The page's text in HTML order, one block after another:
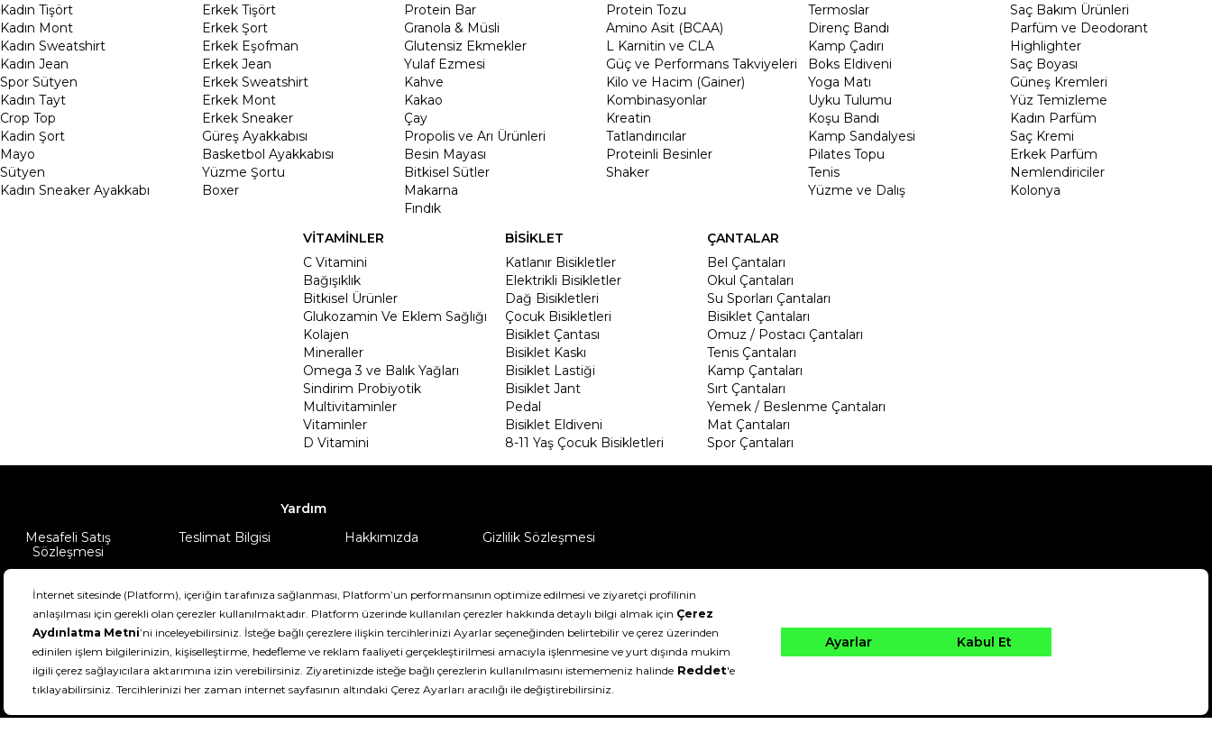
Kadın Tişört
Kadın Mont
Kadın Sweatshirt
Kadın Jean
Spor Sütyen
Kadın Tayt
Crop Top
Kadin Şort
Mayo
Sütyen
Kadın Sneaker Ayakkabı
Erkek Tişört
Erkek Şort
Erkek Eşofman
Erkek Jean
Erkek Sweatshirt
Erkek Mont
Erkek Sneaker
Güreş Ayakkabısı
Basketbol Ayakkabısı
Yüzme Şortu
Boxer
Protein Bar
Granola & Müsli
Glutensiz Ekmekler
Yulaf Ezmesi
Kahve
Kakao
Çay
Propolis ve Arı Ürünleri
Besin Mayası
Bitkisel Sütler
Makarna
Fındık
Protein Tozu
Amino Asit (BCAA)
L Karnitin ve CLA
Güç ve Performans Takviyeleri
Kilo ve Hacim (Gainer)
Kombinasyonlar
Kreatin
Tatlandırıcılar
Proteinli Besinler
Shaker
Termoslar
Direnç Bandı
Kamp Çadırı
Boks Eldiveni
Yoga Matı
Uyku Tulumu
Koşu Bandı
Kamp Sandalyesi
Pilates Topu
Tenis
Yüzme ve Dalış
Saç Bakım Ürünleri
Parfüm ve Deodorant
Highlighter
Saç Boyası
Güneş Kremleri
Yüz Temizleme
Kadın Parfüm
Saç Kremi
Erkek Parfüm
Nemlendiriciler
Kolonya
VİTAMİNLER
C Vitamini
Bağışıklık
Bitkisel Ürünler
Glukozamin Ve Eklem Sağlığı
Kolajen
Mineraller
Omega 3 ve Balık Yağları
Sindirim Probiyotik
Multivitaminler
Vitaminler
D Vitamini
BİSİKLET
Katlanır Bisikletler
Elektrikli Bisikletler
Dağ Bisikletleri
Çocuk Bisikletleri
Bisiklet Çantası
Bisiklet Kaskı
Bisiklet Lastiği
Bisiklet Jant
Pedal
Bisiklet Eldiveni
8-11 Yaş Çocuk Bisikletleri
ÇANTALAR
Bel Çantaları
Okul Çantaları
Su Sporları Çantaları
Bisiklet Çantaları
Omuz / Postacı Çantaları
Tenis Çantaları
Kamp Çantaları
Sırt Çantaları
Yemek / Beslenme Çantaları
Mat Çantaları
Spor Çantaları
Yardım
Mesafeli Satış
Sözleşmesi
Teslimat Bilgisi Hakkımızda Gizlilik Sözleşmesi
DeFactoFIT ©️ 2022-2026. Tüm hakları saklıdır.